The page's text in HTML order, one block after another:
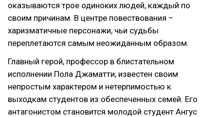
оказываются трое одиноких людей, каждый по
своим причинам. В центре повествования –
харизматичные персонажи, чьи судьбы
переплетаются самым неожиданным образом.
Главный герой, профессор в блистательном
исполнении Пола Джаматти, известен своим
непростым характером и нетерпимостью к
выходкам студентов из обеспеченных семей. Его
антагонистом становится молодой студент Ангус